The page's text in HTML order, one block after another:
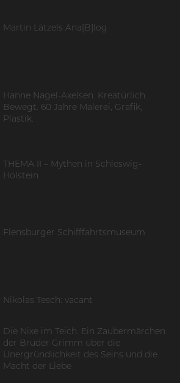
Martin Lätzels Ana[B]log
Hanne Nagel-Axelsen. Kreatürlich.
Bewegt. 60 Jahre Malerei, Grafik,
Plastik.
THEMA II – Mythen in Schleswig-
Holstein
Flensburger Schifffahrtsmuseum
Nikolas Tesch: vacant
Die Nixe im Teich. Ein Zaubermärchen
der Brüder Grimm über die
Unergründlichkeit des Seins und die
Macht der Liebe